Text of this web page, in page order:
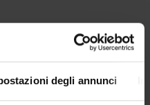
degli annunci